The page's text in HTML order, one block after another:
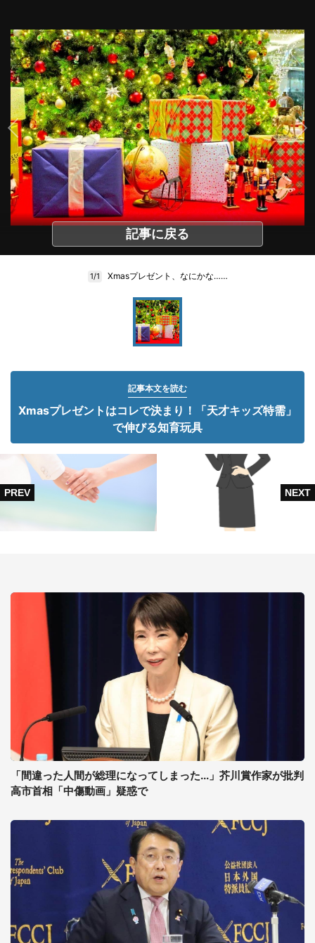
記事に戻る
1/1 Xmasプレゼント、なにかな……
記事本文を読む
Xmasプレゼントはコレで決まり！「天才キッズ特需」
で伸びる知育玩具
「間違った人間が総理になってしまった...」芥川賞作家が批判
高市首相「中傷動画」疑惑で